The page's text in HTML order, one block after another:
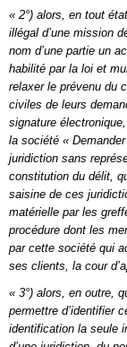
« 2°) alors, en tout
illégal d’une mission
nom d’une partie un
habilité par la loi et
relaxer le prévenu du
civiles de leurs
signature
la société «
juridiction sans
constitution du délit,
saisine de ces
matérielle par les
procédure dont les
par cette société qui
ses clients, la cour
« 3°) alors, en outre,
permettre d’identifier
identification la seule